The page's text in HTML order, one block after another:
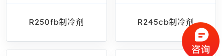
R250fb制冷剂 R245cb制冷剂